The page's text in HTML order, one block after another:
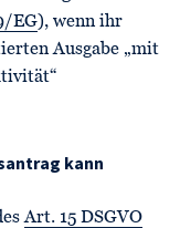
EG), wenn ihr
Ausgabe „mit
kann
Art. 15 DSGVO